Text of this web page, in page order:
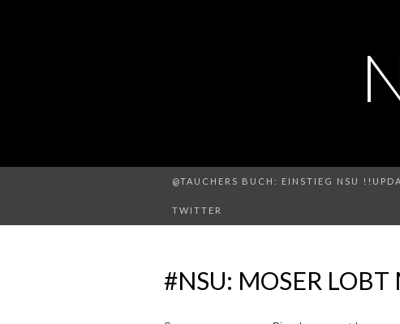
@TAUCHERS BUCH: EINSTIEG NSU
TWITTER
#NSU: MOSER LOBT